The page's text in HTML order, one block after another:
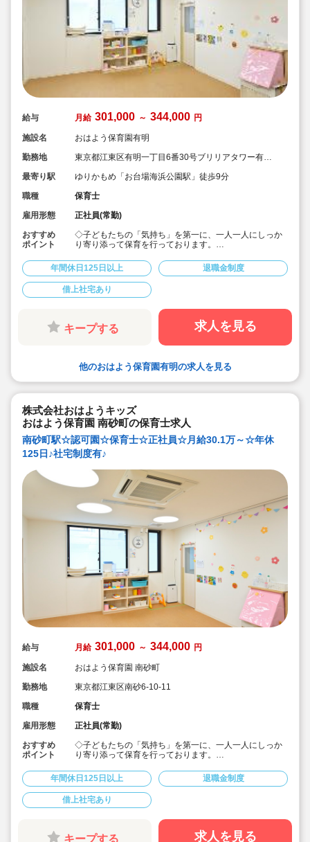
給与 月給 301,000 ～ 344,000 円
施設名
おはよう保育園有明
勤務地
東京都江東区有明一丁目6番30号ブリリアタワー有明
最寄り駅
ゆりかもめ「お台場海浜公園駅」徒歩9分
職種
保育士
雇用形態
正社員(常勤)
おすすめ
ポイント
◇子どもたちの「気持ち」を第一に、一人一人にしっか
り寄り添って保育を行っております。
◇借上社宅制度あり！
◇年間休日125日程度、誕生日休暇・夏季休暇等もああ
りプライベートも充実！
◇退職金制度等福利厚生充実♪長く働く為のサポート整っ
年間休日125日以上 退職金制度
借上社宅あり
キープする 求人を見る
他のおはよう保育園有明の求人を見る
株式会社おはようキッズ
おはよう保育園 南砂町の保育士求人
南砂町駅☆認可園☆保育士☆正社員☆月給30.1万～☆年休
125日♪社宅制度有♪
給与 月給 301,000 ～ 344,000 円
施設名
おはよう保育園 南砂町
勤務地
東京都江東区南砂6-10-11
職種
保育士
雇用形態
正社員(常勤)
おすすめ
ポイント
◇子どもたちの「気持ち」を第一に、一人一人にしっか
り寄り添って保育を行っております。
◇借上社宅制度あり！
◇年間休日125日程度、誕生日休暇・夏季休暇等もああ
りプライベートも充実！
◇退職金制度等福利厚生充実♪長く働く為のサポート整っ
年間休日125日以上 退職金制度
借上社宅あり
キープする 求人を見る